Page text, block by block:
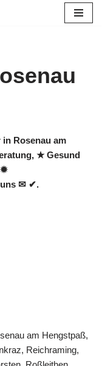
Rosenau am
★ Gesund
✹
uns ✉ ✔.